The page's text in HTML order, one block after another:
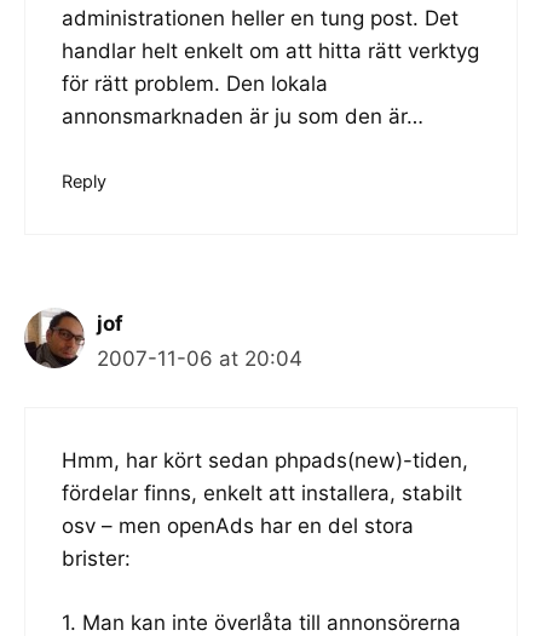
administrationen heller en tung post. Det
handlar helt enkelt om att hitta rätt verktyg
för rätt problem. Den lokala
annonsmarknaden är ju som den är…
Reply
jof
2007-11-06 at 20:04
Hmm, har kört sedan phpads(new)-tiden,
fördelar finns, enkelt att installera, stabilt
osv – men openAds har en del stora
brister:
1. Man kan inte överlåta till annonsörerna